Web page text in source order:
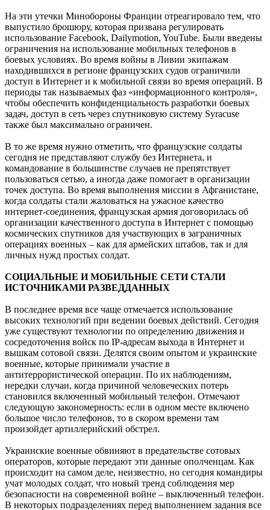
На эти утечки Минобороны Франции отреагировало тем, что
выпустило брошюру, которая призвана регулировать
использование Facebook, Dailymotion, YouTube. Были введены
ограничения на использование мобильных телефонов в
боевых условиях. Во время войны в Ливии экипажам
находившихся в регионе французских судов ограничили
доступ в Интернет и к мобильной связи во время операций. В
периоды так называемых фаз «информационного контроля»,
чтобы обеспечить конфиденциальность разработки боевых
задач, доступ в сеть через спутниковую систему Syracuse
также был максимально ограничен.
В то же время нужно отметить, что французские солдаты
сегодня не представляют службу без Интернета, и
командование в большинстве случаев не препятствует
пользоваться сетью, а иногда даже помогает в организации
точек доступа. Во время выполнения миссии в Афганистане,
когда солдаты стали жаловаться на ужасное качество
интернет-соединения, французская армия договорилась об
организации качественного доступа в Интернет с помощью
космических спутников для участвующих в заграничных
операциях военных – как для армейских штабов, так и для
личных нужд простых солдат.
СОЦИАЛЬНЫЕ И МОБИЛЬНЫЕ СЕТИ СТАЛИ
ИСТОЧНИКАМИ РАЗВЕДДАННЫХ
В последнее время все чаще отмечается использование
высоких технологий при ведении боевых действий. Сегодня
уже существуют технологии по определению движения и
сосредоточения войск по IP-адресам выхода в Интернет и
вышкам сотовой связи. Делятся своим опытом и украинские
военные, которые принимали участие в
антитеррористической операции. По их наблюдениям,
нередки случаи, когда причиной человеческих потерь
становился включенный мобильный телефон. Отмечают
следующую закономерность: если в одном месте включено
большое число телефонов, то в скором времени там
произойдет артиллерийский обстрел.
Украинские военные обвиняют в предательстве сотовых
операторов, которые передают эти данные ополченцам. Как
происходит на самом деле, неизвестно, но сегодня командиры
учат молодых солдат, что новый тренд соблюдения мер
безопасности на современной войне – выключенный телефон.
В некоторых подразделениях перед выполнением задания все